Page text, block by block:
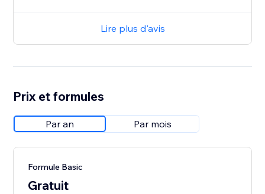
Lire plus d'avis
Prix et formules
Par an Par mois
Formule Basic
Gratuit